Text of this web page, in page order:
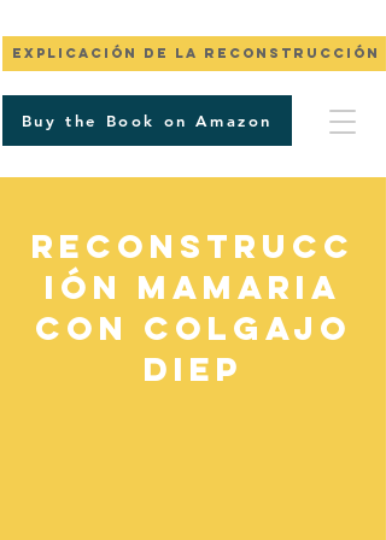
Explicación de la reconstrucción
Buy the Book on Amazon
Reconstrucc
ión mamaria
con colgajo
DIEP